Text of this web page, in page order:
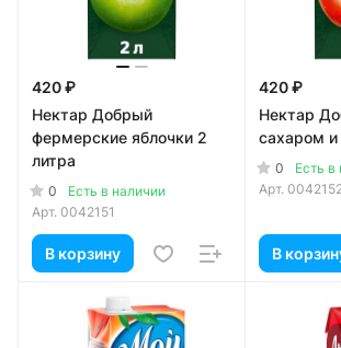
420 ₽
Нектар Добрый
фермерские яблочки 2
литра
0
Есть в наличии
Арт. 0042151
В корзину
420 ₽
Нектар
сахаром
0
Есть в
Арт.
В